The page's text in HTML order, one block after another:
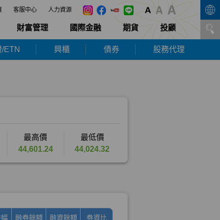
客服中心 人力資源
財富管理 國際金融 期貨 投顧
ETN 興櫃 債券 股務代理